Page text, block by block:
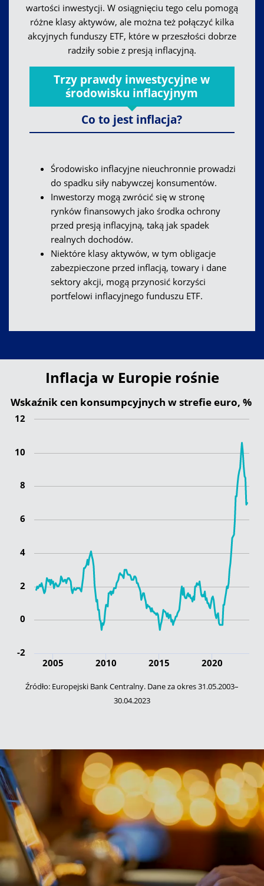
wartości inwestycji. W osiągnięciu tego celu pomogą
różne klasy aktywów, ale można też połączyć kilka
akcyjnych funduszy ETF, które w przeszłości dobrze
radziły sobie z presją inflacyjną.
Trzy prawdy inwestycyjne w
środowisku inflacyjnym
Co to jest inflacja?
Środowisko inflacyjne nieuchronnie prowadzi
do spadku siły nabywczej konsumentów.
Inwestorzy mogą zwrócić się w stronę
rynków finansowych jako środka ochrony
przed presją inflacyjną, taką jak spadek
realnych dochodów.
Niektóre klasy aktywów, w tym obligacje
zabezpieczone przed inflacją, towary i dane
sektory akcji, mogą przynosić korzyści
portfelowi inflacyjnego funduszu ETF.
Inflacja w Europie rośnie
Wskaźnik cen konsumpcyjnych w strefie euro, %
2005 2010 2015 2020
-2
0
2
4
6
8
10
12
Źródło: Europejski Bank Centralny. Dane za okres 31.05.2003–
30.04.2023